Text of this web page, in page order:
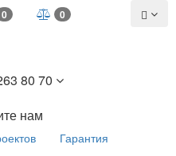
0 0
80 70
нам
Гарантия